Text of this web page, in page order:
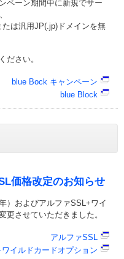
ペーン期間中に新規でサー
は汎用JP(.jp)ドメインを無
ださい。
blue Bock キャンペーン
blue Block
価格改定のお知らせ
）およびアルファSSL+ワイ
更させていただきました。
アルファSSL
イルドカードオプション